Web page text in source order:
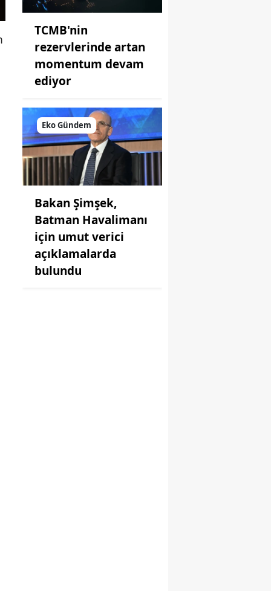
TCMB'nin
rezervlerinde artan
momentum devam
ediyor
Eko Gündem
Bakan Şimşek,
Batman Havalimanı
için umut verici
açıklamalarda
bulundu